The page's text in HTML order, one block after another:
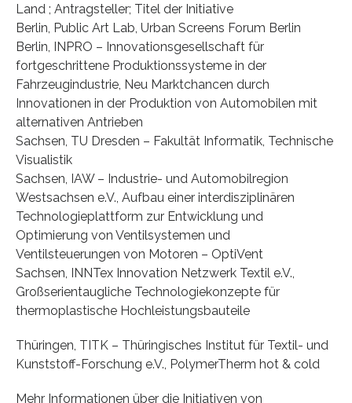
Land ; Antragsteller; Titel der Initiative
Berlin, Public Art Lab, Urban Screens Forum Berlin
Berlin, INPRO – Innovationsgesellschaft für
fortgeschrittene Produktionssysteme in der
Fahrzeugindustrie, Neu Marktchancen durch
Innovationen in der Produktion von Automobilen mit
alternativen Antrieben
Sachsen, TU Dresden – Fakultät Informatik, Technische
Visualistik
Sachsen, IAW – Industrie- und Automobilregion
Westsachsen e.V., Aufbau einer interdisziplinären
Technologieplattform zur Entwicklung und
Optimierung von Ventilsystemen und
Ventilsteuerungen von Motoren – OptiVent
Sachsen, INNTex Innovation Netzwerk Textil e.V.,
Großserientaugliche Technologiekonzepte für
thermoplastische Hochleistungsbauteile
Thüringen, TITK – Thüringisches Institut für Textil- und
Kunststoff-Forschung e.V., PolymerTherm hot & cold
Mehr Informationen über die Initiativen von